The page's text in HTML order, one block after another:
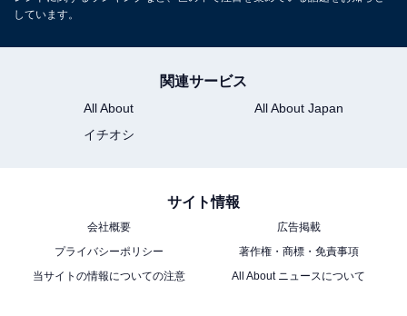
しています。
関連サービス
All About
All About Japan
イチオシ
サイト情報
会社概要
広告掲載
プライバシーポリシー
著作権・商標・免責事項
当サイトの情報についての注意
All About ニュースについて